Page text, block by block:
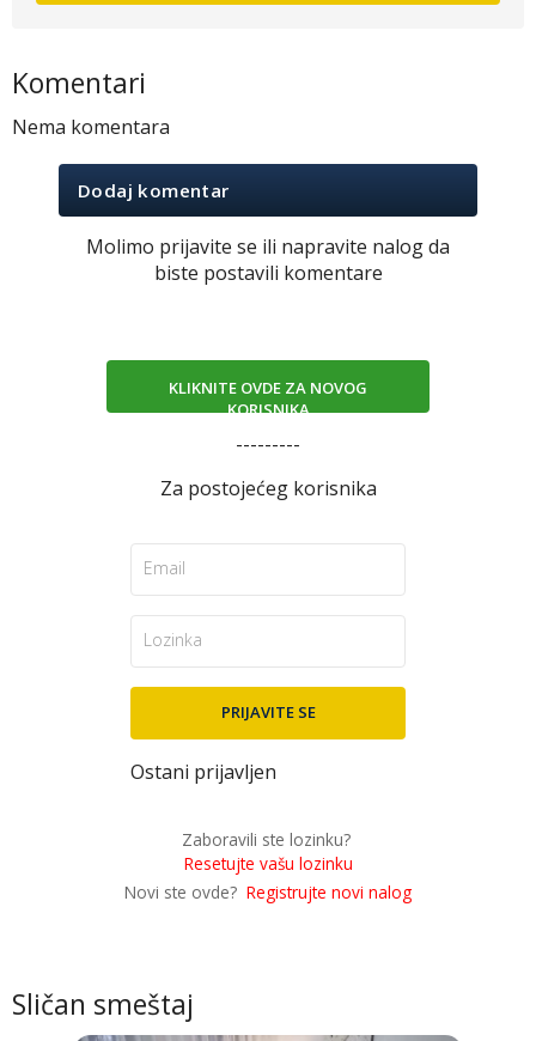
Sličan smeštaj
Komentari
Nema komentara
Dodaj komentar
Molimo prijavite se ili napravite nalog da
biste postavili komentare
KLIKNITE OVDE ZA NOVOG
KORISNIKA
---------
Za postojećeg korisnika
Ostani prijavljen
Zaboravili ste lozinku?
Resetujte vašu lozinku
Novi ste ovde? Registrujte novi nalog